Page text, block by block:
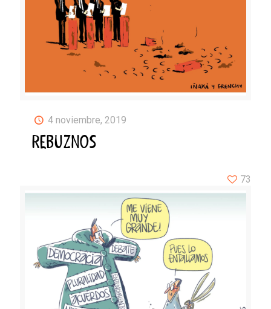
4 noviembre, 2019
REBUZNOS
73